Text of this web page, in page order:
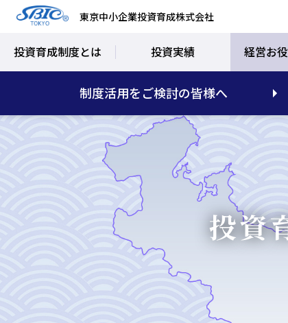
東京中小企業投資育成株式会社
投資育成制度とは 投資実績 経営お
制度活用をご検討の皆様へ
投資